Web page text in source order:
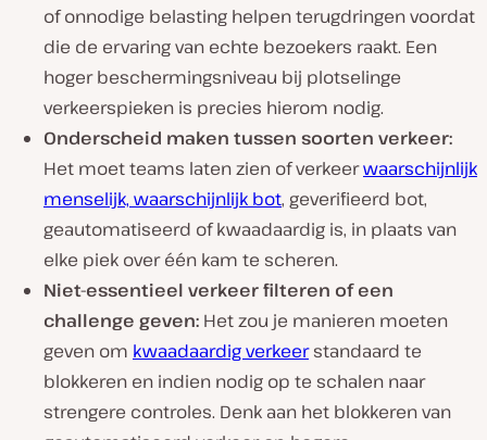
of onnodige belasting helpen terugdringen voordat
die de ervaring van echte bezoekers raakt. Een
hoger beschermingsniveau bij plotselinge
verkeerspieken is precies hierom nodig.
Onderscheid maken tussen soorten verkeer:
Het moet teams laten zien of verkeerwaarschijnlijk
menselijk, waarschijnlijk bot, geverifieerd bot,
geautomatiseerd of kwaadaardig is, in plaats van
elke piek over één kam te scheren.
Niet-essentieel verkeer filteren of een
challenge geven: Het zou je manieren moeten
geven om kwaadaardig verkeerstandaard te
blokkeren en indien nodig op te schalen naar
strengere controles. Denk aan het blokkeren van